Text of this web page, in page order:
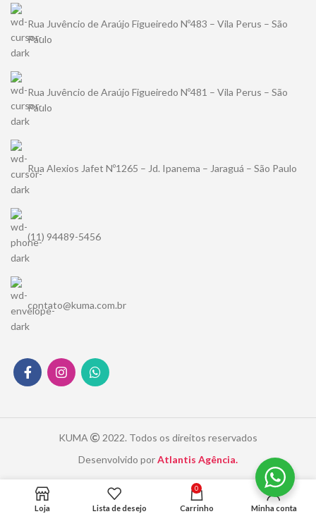
Rua Juvêncio de Araújo Figueiredo Nº483 – Vila Perus – São
Paulo
Rua Juvêncio de Araújo Figueiredo Nº481 – Vila Perus – São
Paulo
Rua Alexios Jafet Nº1265 – Jd. Ipanema – Jaraguá – São Paulo
(11) 94489-5456
contato@kuma.com.br
KUMA
2022. Todos os direitos reservados
Desenvolvido porAtlantis Agência.
Loja Lista de desejo
0
Carrinho Minha conta